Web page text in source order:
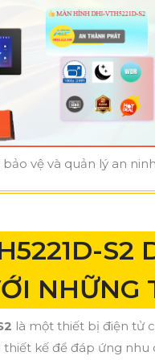
vệ và quản lý an
S2
NHỮNG
là một thiết bị điện tử
kế để đáp ứng